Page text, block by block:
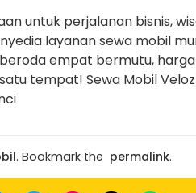
untuk perjalanan bisnis,
layanan sewa mobil
empat bermutu,
tempat! Sewa Mobil
. Bookmark the permalink.